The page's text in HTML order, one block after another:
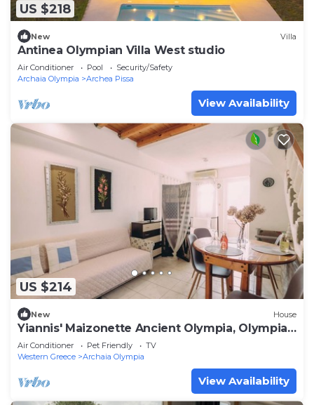
US $218
New Villa
Antinea Olympian Villa West studio
Air Conditioner Pool
Security/Safety
Archaia Olympia
Archea Pissa
View Availability
US $214
New House
Yiannis' Maizonette Ancient Olympia, Olympia,
Greece
Air Conditioner Pet Friendly
TV
Western Greece
Archaia Olympia
View Availability